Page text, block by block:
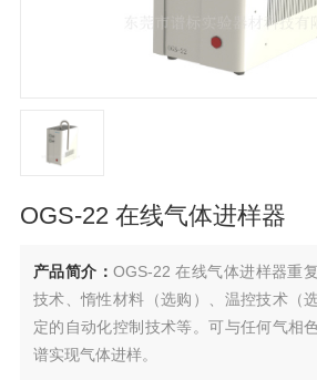
OGS-22 在线气体进样器
产品简介： OGS-22 在线气体进样器重
技术、惰性材料（选购）、温控技术（
定的自动化控制技术等。可与任何气相
谱实现气体进样。